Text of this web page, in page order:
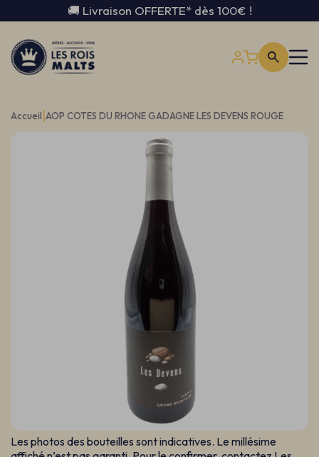
🚚 Livraison OFFERTE* dès 100€ !
Accueil AOP COTES DU RHONE GADAGNE LES DEVENS ROUGE
Les photos des bouteilles sont indicatives. Le millésime